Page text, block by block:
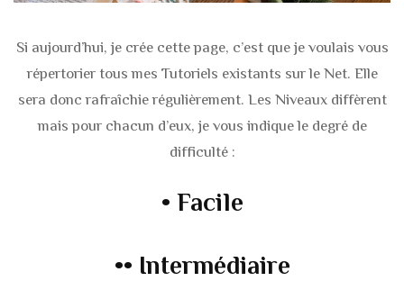
Si aujourd’hui, je crée cette page, c’est que je voulais vous
répertorier tous mes Tutoriels existants sur le Net. Elle
sera donc rafraîchie régulièrement. Les Niveaux diffèrent
mais pour chacun d’eux, je vous indique le degré de
difficulté :
• Facile
•• Intermédiaire